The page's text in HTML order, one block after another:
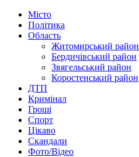
Місто
Політика
Область
Житомирський район
Бердичівський район
Звягельський район
Коростенський район
ДТП
Кримінал
Гроші
Спорт
Цікаво
Скандали
Фото/Відео